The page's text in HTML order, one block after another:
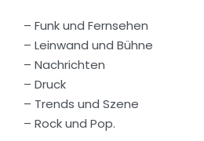
– Funk und Fernsehen
– Leinwand und Bühne
– Nachrichten
– Druck
– Trends und Szene
– Rock und Pop.